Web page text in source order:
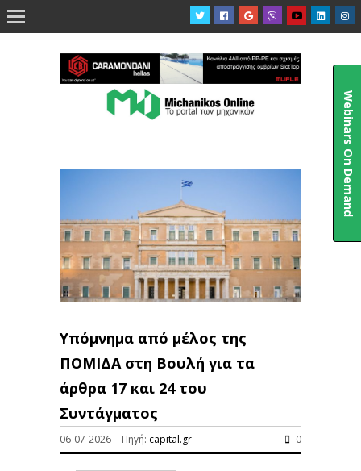

Υπόμνημα από μέλος της
ΠΟΜΙΔΑ στη Βουλή για τα
άρθρα 17 και 24 του
Συντάγματος
06-07-2026 - Πηγή: capital.gr 0
Webinars On Demand